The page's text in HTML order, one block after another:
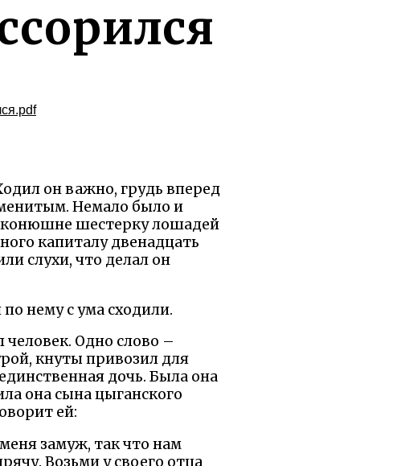
он важно, грудь вперед
Немало было и
конюшне шестерку лошадей
капиталу двенадцать
слухи, что делал он
нему с ума сходили.
Одно слово –
кнуты привозил для
дочь. Была она
она сына цыганского
ей:
замуж, так что нам
Возьми у своего отца